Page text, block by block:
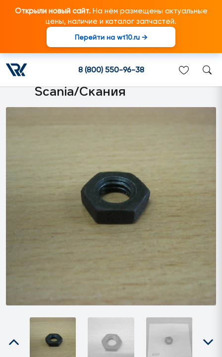
Открыли новый сайт.На нём размещены актуальные
цены, наличие и каталог запчастей.
Перейти на wt10.ru →
8 (800) 550-96-38
000002337 Гайка M10
тонкая плоская подходит
для грузовиков марки
Scania/Скания